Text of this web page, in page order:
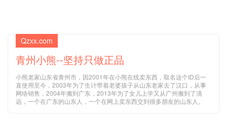
Qzxx.com
青州小熊--坚持只做正品
小熊老家山东省青州市，因2001年在小熊在线卖东西，取名这个ID后一
直使用至今，2003年为了生计带着老婆孩子从山东老家去了汉口，从事
网络销售，2004年搬到广东，2013年为了女儿上学又从广州搬到了清
远，一个在广东的山东人，一个在网上卖东西交到很多朋友的山东人。